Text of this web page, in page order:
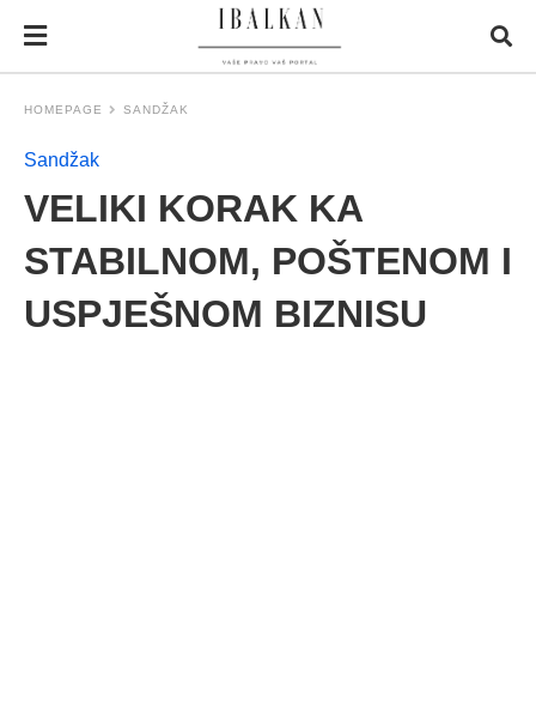
HOMEPAGE SANDŽAK
Sandžak
VELIKI KORAK KA
STABILNOM, POŠTENOM I
USPJEŠNOM BIZNISU